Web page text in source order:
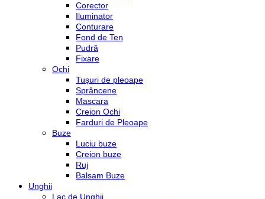
Corector
Iluminator
Conturare
Fond de Ten
Pudră
Fixare
Ochi
Tușuri de pleoape
Sprâncene
Mascara
Creion Ochi
Farduri de Pleoape
Buze
Luciu buze
Creion buze
Ruj
Balsam Buze
Unghii
Lac de Unghii